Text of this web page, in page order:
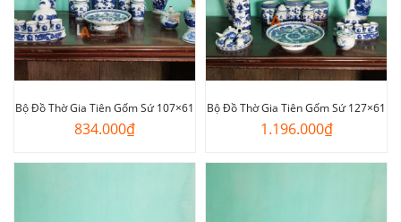
Bộ Đồ Thờ Gia Tiên Gốm Sứ 107×61
834.000₫
Bộ Đồ Thờ Gia Tiên Gốm Sứ 127×61
1.196.000₫